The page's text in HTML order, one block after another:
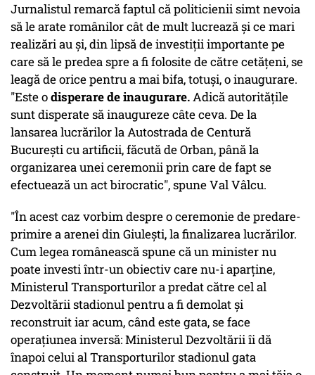
Jurnalistul remarcă faptul că politicienii simt nevoia
să le arate românilor cât de mult lucrează şi ce mari
realizări au şi, din lipsă de investiţii importante pe
care să le predea spre a fi folosite de către cetăţeni, se
leagă de orice pentru a mai bifa, totuşi, o inaugurare.
"Este odisperare de inaugurare.Adică autorităţile
sunt disperate să inaugureze câte ceva. De la
lansarea lucrărilor la Autostrada de Centură
Bucureşti cu artificii, făcută de Orban, până la
organizarea unei ceremonii prin care de fapt se
efectuează un act birocratic", spune Val Vâlcu.
"În acest caz vorbim despre o ceremonie de predare-
primire a arenei din Giuleşti, la finalizarea lucrărilor.
Cum legea românească spune că un minister nu
poate investi într-un obiectiv care nu-i aparţine,
Ministerul Transporturilor a predat către cel al
Dezvoltării stadionul pentru a fi demolat şi
reconstruit iar acum, când este gata, se face
operaţiunea inversă: Ministerul Dezvoltării îi dă
înapoi celui al Transporturilor stadionul gata